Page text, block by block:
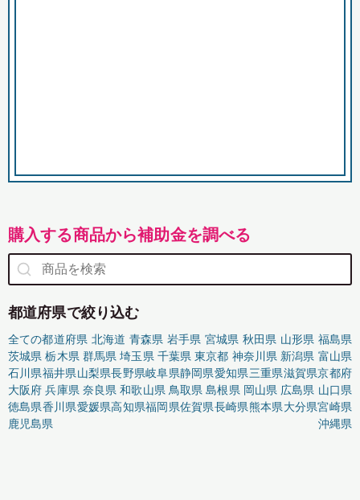
購入する商品から補助金を調べる
都道府県で絞り込む
全ての都道府県 北海道 青森県 岩手県 宮城県 秋田県 山形県 福島県
茨城県 栃木県 群馬県 埼玉県 千葉県 東京都 神奈川県 新潟県 富山県
石川県福井県山梨県長野県岐阜県静岡県愛知県三重県滋賀県京都府
大阪府 兵庫県 奈良県 和歌山県 鳥取県 島根県 岡山県 広島県 山口県
徳島県香川県愛媛県高知県福岡県佐賀県長崎県熊本県大分県宮崎県
鹿児島県
沖縄県